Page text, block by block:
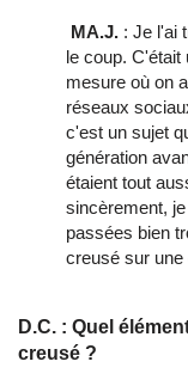
MA.J. : Je l'ai
le coup. C'était
mesure où on
réseaux
c'est un sujet
génération
étaient tout
sincèrement,
passées bien
creusé sur une
D.C. : Quel
creusé ?